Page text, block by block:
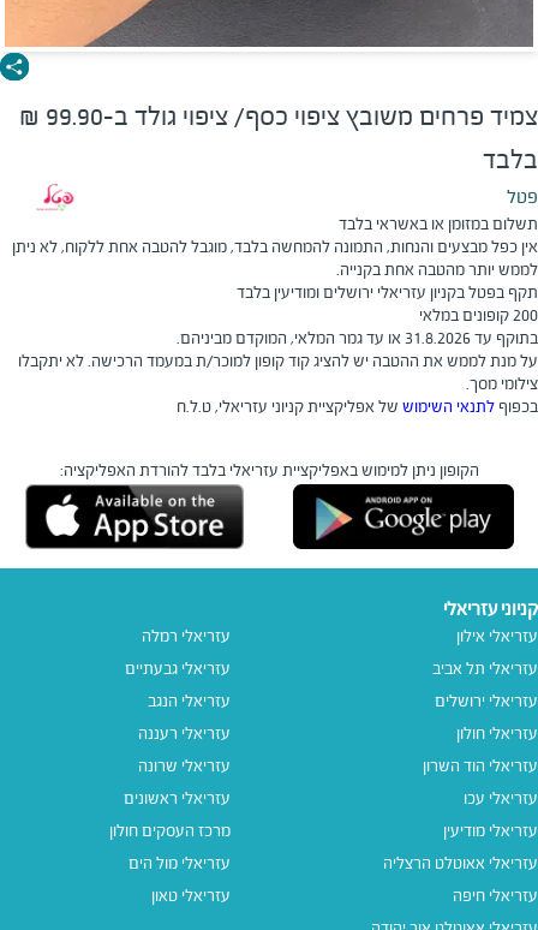
צמיד פרחים משובץ ציפוי כסף/ ציפוי גולד ב-99.90 ₪
בלבד
פטל
תשלום במזומן או באשראי בלבד
אין כפל מבצעים והנחות, התמונה להמחשה בלבד, מוגבל להטבה אחת ללקוח, לא ניתן
לממש יותר מהטבה אחת בקנייה.
תקף בפטל בקניון עזריאלי ירושלים ומודיעין בלבד
200 קופונים במלאי
בתוקף עד 31.8.2026 או עד גמר המלאי, המוקדם מביניהם.
על מנת לממש את ההטבה יש להציג קוד קופון למוכר/ת במעמד הרכישה. לא יתקבלו
צילומי מסך.
בכפוף לתנאי השימוש של אפליקציית קניוני עזריאלי, ט.ל.ח
הקופון ניתן למימוש באפליקציית עזריאלי בלבד להורדת האפליקציה:
קניוני עזריאלי
עזריאלי אילון
עזריאלי תל אביב
עזריאלי ירושלים
עזריאלי חולון
עזריאלי הוד השרון
עזריאלי עכו
עזריאלי מודיעין
עזריאלי אאוטלט הרצליה
עזריאלי חיפה
עזריאלי רמלה
עזריאלי גבעתיים
עזריאלי הנגב
עזריאלי רעננה
עזריאלי שרונה
עזריאלי ראשונים
מרכז העסקים חולון
עזריאלי מול הים
עזריאלי טאון